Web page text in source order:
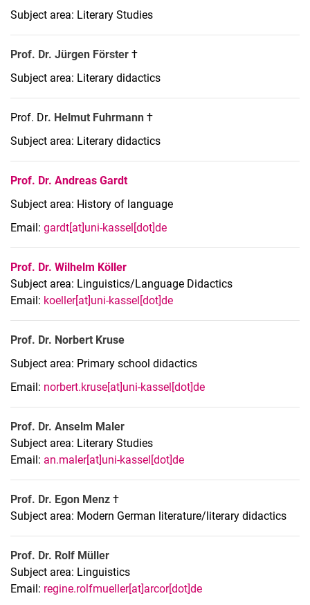
Subject area: Literary Studies
Prof. Dr. Jürgen Förster †
Subject area: Literary didactics
Prof. Dr. Helmut Fuhrmann †
Subject area: Literary didactics
Prof. Dr. Andreas Gardt
Subject area: History of language
Email: gardt[at]uni-kassel[dot]de
Prof. Dr. Wilhelm Köller
Subject area: Linguistics/Language Didactics
Email: koeller[at]uni-kassel[dot]de
Prof. Dr. Norbert Kruse
Subject area: Primary school didactics
Email: norbert.kruse[at]uni-kassel[dot]de
Prof. Dr. Anselm Maler
Subject area: Literary Studies
Email: an.maler[at]uni-kassel[dot]de
Prof. Dr. Egon Menz †
Subject area: Modern German literature/literary didactics
Prof. Dr. Rolf Müller
Subject area: Linguistics
Email: regine.rolfmueller[at]arcor[dot]de